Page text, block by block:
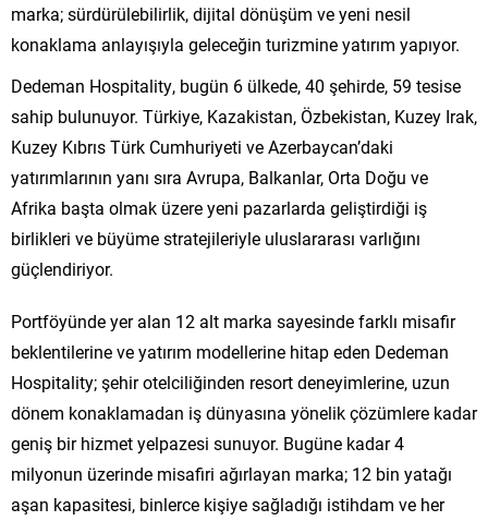
marka; sürdürülebilirlik, dijital dönüşüm ve yeni nesil
konaklama anlayışıyla geleceğin turizmine yatırım yapıyor.
Dedeman Hospitality, bugün 6 ülkede, 40 şehirde, 59 tesise
sahip bulunuyor. Türkiye, Kazakistan, Özbekistan, Kuzey Irak,
Kuzey Kıbrıs Türk Cumhuriyeti ve Azerbaycan’daki
yatırımlarının yanı sıra Avrupa, Balkanlar, Orta Doğu ve
Afrika başta olmak üzere yeni pazarlarda geliştirdiği iş
birlikleri ve büyüme stratejileriyle uluslararası varlığını
güçlendiriyor.
Portföyünde yer alan 12 alt marka sayesinde farklı misafir
beklentilerine ve yatırım modellerine hitap eden Dedeman
Hospitality; şehir otelciliğinden resort deneyimlerine, uzun
dönem konaklamadan iş dünyasına yönelik çözümlere kadar
geniş bir hizmet yelpazesi sunuyor. Bugüne kadar 4
milyonun üzerinde misafiri ağırlayan marka; 12 bin yatağı
aşan kapasitesi, binlerce kişiye sağladığı istihdam ve her